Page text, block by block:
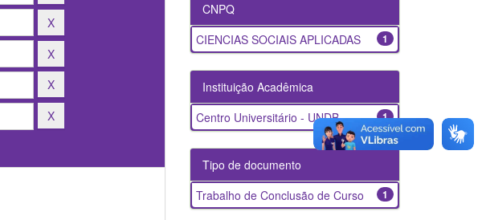
CNPQ
1
CIENCIAS SOCIAIS APLICADAS
Instituição Acadêmica
1
Centro Universitário - UNDB
Tipo de documento
1
Trabalho de Conclusão de Curso